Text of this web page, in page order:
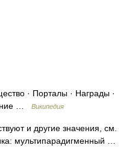
· Порталы · Награды ·
…
Википедия
и другие значения, см.
мультипарадигменный …